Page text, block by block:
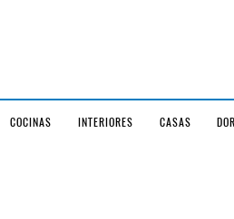
COCINAS INTERIORES CASAS